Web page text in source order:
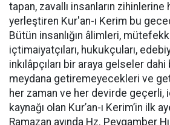
tapan, zavallı insanların
yerleştiren Kur'an-ı Kerim bu
Bütün insanlığın âlimleri,
içtimaiyatçıları, hukukçuları,
inkılâpçıları bir araya gelseler
meydana getiremeyecekleri ve
her zaman ve her devirde
kaynağı olan Kur’an-ı Kerim’in ilk
Ramazan ayında Hz. Peygamber